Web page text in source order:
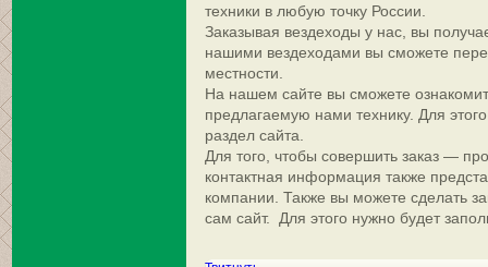
техники в любую точку России.
Заказывая вездеходы у нас, вы
нашими вездеходами вы сможете
местности.
На нашем сайте вы сможете
предлагаемую нами технику. Для
раздел сайта.
Для того, чтобы совершить заказ —
контактная информация также
компании. Также вы можете сделать
сам сайт. Для этого нужно будет